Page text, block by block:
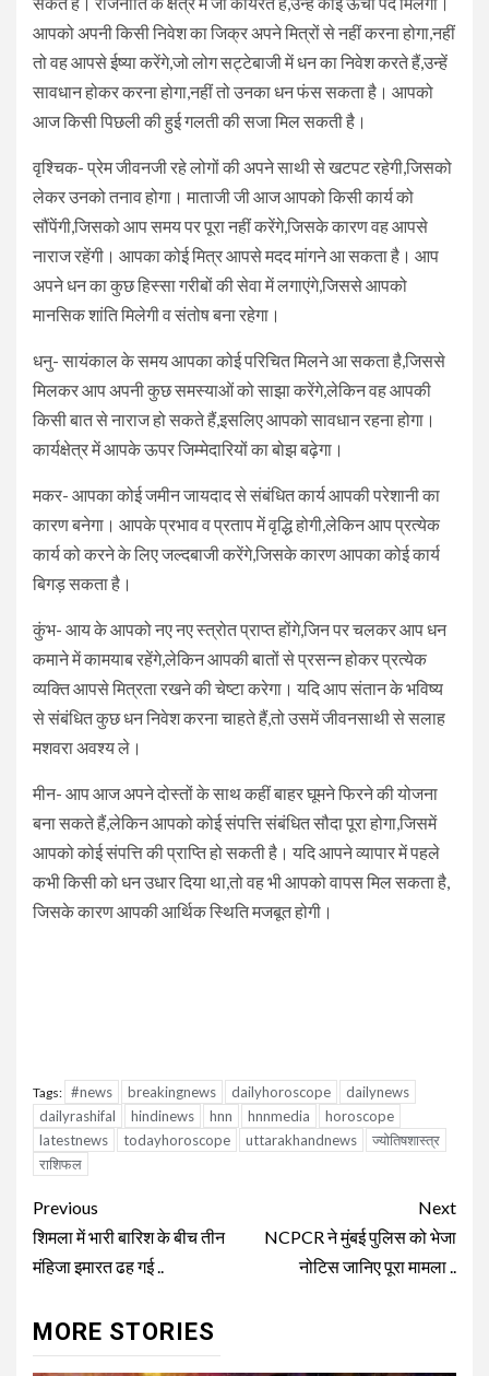
आपको अपनी किसी निवेश का जिक्र अपने मित्रों से नहीं करना होगा,नहीं
तो वह आपसे ईष्या करेंगे,जो लोग सट्टेबाजी में धन का निवेश करते हैं,उन्हें
सावधान होकर करना होगा,नहीं तो उनका धन फंस सकता है। आपको
आज किसी पिछली की हुई गलती की सजा मिल सकती है।
वृश्चिक- प्रेम जीवनजी रहे लोगों की अपने साथी से खटपट रहेगी,जिसको
लेकर उनको तनाव होगा। माताजी जी आज आपको किसी कार्य को
सौंपेंगी,जिसको आप समय पर पूरा नहीं करेंगे,जिसके कारण वह आपसे
नाराज रहेंगी। आपका कोई मित्र आपसे मदद मांगने आ सकता है। आप
अपने धन का कुछ हिस्सा गरीबों की सेवा में लगाएंगे,जिससे आपको
मानसिक शांति मिलेगी व संतोष बना रहेगा।
धनु- सायंकाल के समय आपका कोई परिचित मिलने आ सकता है,जिससे
मिलकर आप अपनी कुछ समस्याओं को साझा करेंगे,लेकिन वह आपकी
किसी बात से नाराज हो सकते हैं,इसलिए आपको सावधान रहना होगा।
कार्यक्षेत्र में आपके ऊपर जिम्मेदारियों का बोझ बढ़ेगा।
मकर- आपका कोई जमीन जायदाद से संबंधित कार्य आपकी परेशानी का
कारण बनेगा। आपके प्रभाव व प्रताप में वृद्धि होगी,लेकिन आप प्रत्येक
कार्य को करने के लिए जल्दबाजी करेंगे,जिसके कारण आपका कोई कार्य
बिगड़ सकता है।
कुंभ- आय के आपको नए नए स्त्रोत प्राप्त होंगे,जिन पर चलकर आप धन
कमाने में कामयाब रहेंगे,लेकिन आपकी बातों से प्रसन्न होकर प्रत्येक
व्यक्ति आपसे मित्रता रखने की चेष्टा करेगा। यदि आप संतान के भविष्य
से संबंधित कुछ धन निवेश करना चाहते हैं,तो उसमें जीवनसाथी से सलाह
मशवरा अवश्य ले।
मीन- आप आज अपने दोस्तों के साथ कहीं बाहर घूमने फिरने की योजना
बना सकते हैं,लेकिन आपको कोई संपत्ति संबंधित सौदा पूरा होगा,जिसमें
आपको कोई संपत्ति की प्राप्ति हो सकती है। यदि आपने व्यापार में पहले
कभी किसी को धन उधार दिया था,तो वह भी आपको वापस मिल सकता है,
जिसके कारण आपकी आर्थिक स्थिति मजबूत होगी।
Tags: #news breakingnews dailyhoroscope
dailynews
dailyrashifal
hindinews hnn hnnmedia
horoscope
latestnews
todayhoroscope uttarakhandnews
ज्योतिषशास्त्र
राशिफल
Continue
Reading
Previous
शिमला में भारी बारिश के बीच तीन
मंहिजा इमारत ढह गई ..
Next
NCPCR ने मुंबई पुलिस को भेजा
नोटिस जानिए पूरा मामला ..
MORE STORIES